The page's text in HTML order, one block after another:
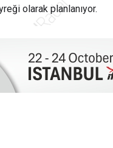
olarak planlanıyor.